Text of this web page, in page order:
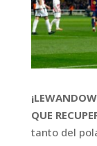
QUE
tanto del